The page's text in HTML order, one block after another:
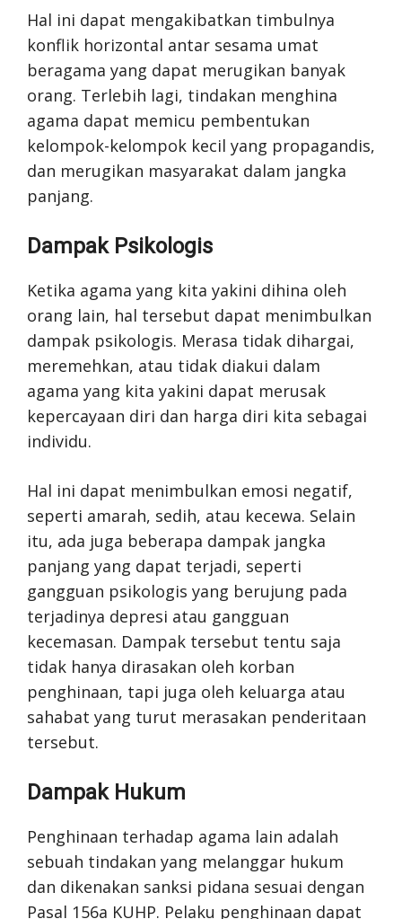
Hal ini dapat mengakibatkan timbulnya
konflik horizontal antar sesama umat
beragama yang dapat merugikan banyak
orang. Terlebih lagi, tindakan menghina
agama dapat memicu pembentukan
kelompok-kelompok kecil yang propagandis,
dan merugikan masyarakat dalam jangka
panjang.
Dampak Psikologis
Ketika agama yang kita yakini dihina oleh
orang lain, hal tersebut dapat menimbulkan
dampak psikologis. Merasa tidak dihargai,
meremehkan, atau tidak diakui dalam
agama yang kita yakini dapat merusak
kepercayaan diri dan harga diri kita sebagai
individu.
Hal ini dapat menimbulkan emosi negatif,
seperti amarah, sedih, atau kecewa. Selain
itu, ada juga beberapa dampak jangka
panjang yang dapat terjadi, seperti
gangguan psikologis yang berujung pada
terjadinya depresi atau gangguan
kecemasan. Dampak tersebut tentu saja
tidak hanya dirasakan oleh korban
penghinaan, tapi juga oleh keluarga atau
sahabat yang turut merasakan penderitaan
tersebut.
Dampak Hukum
Penghinaan terhadap agama lain adalah
sebuah tindakan yang melanggar hukum
dan dikenakan sanksi pidana sesuai dengan
Pasal 156a KUHP. Pelaku penghinaan dapat